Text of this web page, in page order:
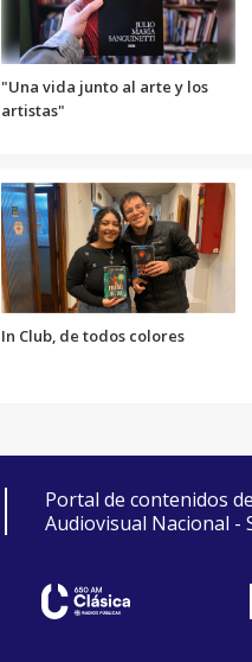
"Una vida junto al arte y los
artistas"
In Club, de todos colores
Portal de contenidos
Audiovisual Nacional -